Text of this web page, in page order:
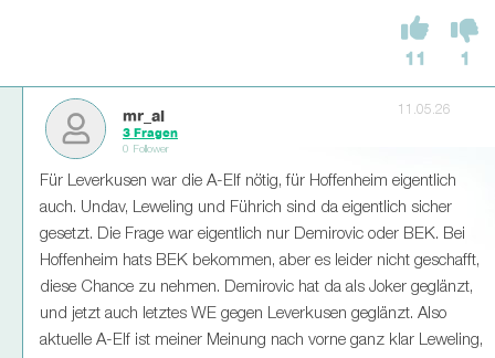
11 1
mr_al
3 Fragen
0 Follower
11.05.26
Für Leverkusen war die A-Elf nötig, für Hoffenheim eigentlich
auch. Undav, Leweling und Führich sind da eigentlich sicher
gesetzt. Die Frage war eigentlich nur Demirovic oder BEK. Bei
Hoffenheim hats BEK bekommen, aber es leider nicht geschafft,
diese Chance zu nehmen. Demirovic hat da als Joker geglänzt,
und jetzt auch letztes WE gegen Leverkusen geglänzt. Also
aktuelle A-Elf ist meiner Meinung nach vorne ganz klar Leweling,